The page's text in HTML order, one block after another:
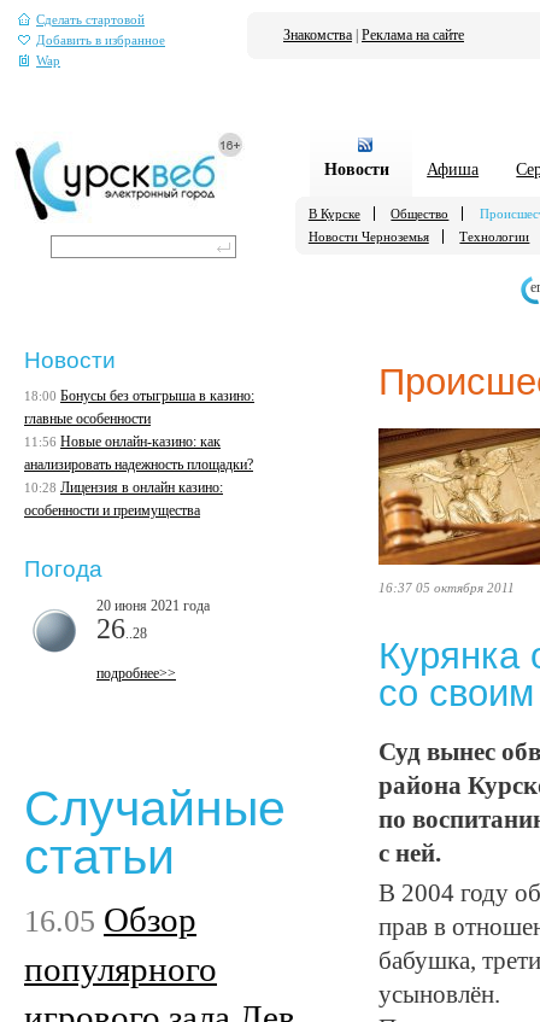
Сделать стартовой
Добавить в избранное
Wap
Знакомства Реклама на сайте
Новости Афиша
В Курске Общество
Новости Черноземья
Технологии
16:37 05 октября 2011
Курянка
со
Суд вынес
района
по
с ней.
В 2004 году
прав в
бабушка,
усыновлён.
Новости
18:00 Бонусы без отыгрыша в казино:
главные особенности
11:56 Новые онлайн-казино: как
анализировать надежность площадки?
10:28 Лицензия в онлайн казино:
особенности и преимущества
Погода
20 июня 2021 года
26 ..28
подробнее>>
Случайные
статьи
16.05 Обзор
популярного